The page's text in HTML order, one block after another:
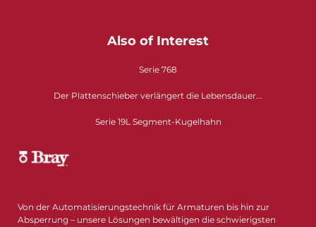
Also of Interest
Serie 768
Der Plattenschieber verlängert die Lebensdauer...
Serie 19L Segment-Kugelhahn
Von der Automatisierungstechnik für Armaturen bis hin zur
Absperrung – unsere Lösungen bewältigen die schwierigsten